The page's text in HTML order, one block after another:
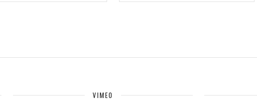
VIMEO